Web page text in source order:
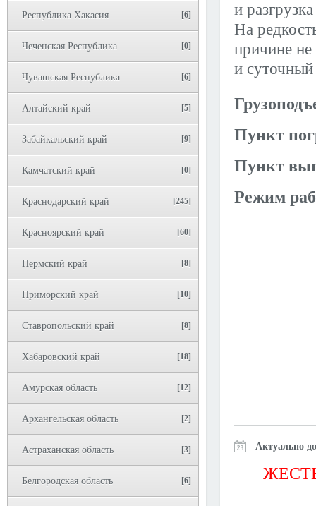
Республика Хакасия [6]
Чеченская Республика [0]
Чувашская Республика [6]
Алтайский край [5]
Забайкальский край [9]
Камчатский край [0]
Краснодарский край [245]
Красноярский край [60]
Пермский край [8]
Приморский край [10]
Ставропольский край [8]
Хабаровский край [18]
Амурская область [12]
Архангельская область [2]
Астраханская область [3]
Белгородская область [6]
и
На
причине не
и
Пункт
Пункт
Режим
Актуально